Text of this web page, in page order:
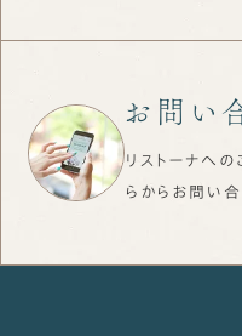
お問い
リストーナへの
らから お問い合